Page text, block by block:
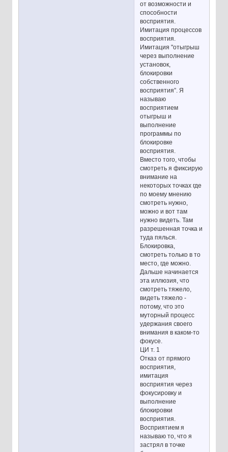
от возможности и
способности
восприятия.
Имитация процессов
восприятия.
Имитация "отыгрыш
через выполнение
установок,
блокировки
собственного
восприятия”. Я
называю
восприятием
отыгрыш и
выполнение
программы по
блокировке
восприятия.
Вместо того, чтобы
смотреть я фиксирую
внимание на
некоторых точках где
по моему мнению
смотреть нужно,
можно и вот там
нужно видеть. Там
разрешенная точка и
туда пялься.
Блокировка,
смотреть только в то
место, где можно.
Дальше начинается
эта иллюзия, что
смотреть тяжело,
видеть тяжело -
потому, что это
муторный процесс
удержания своего
внимания в каком-то
фокусе.
ЦИ т. 1
Отказ от прямого
восприятия,
имитация
восприятия через
фокусировку и
выполнение
блокировки
восприятия.
Восприятием я
называю то, что я
застрял в точке